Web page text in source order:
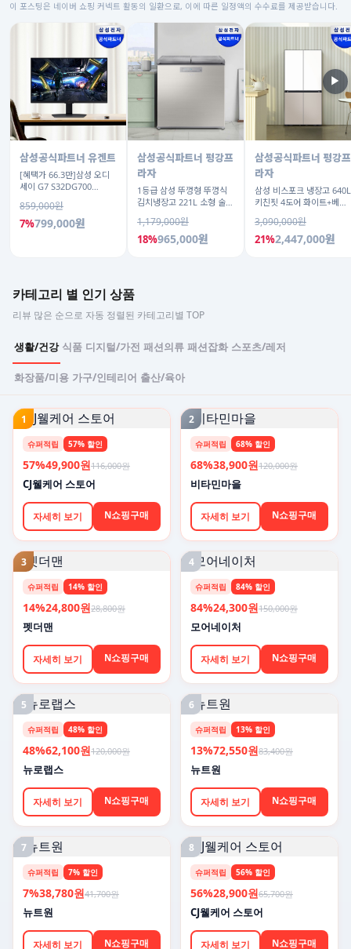
이 포스팅은 네이버 쇼핑 커넥트 활동의 일환으로, 이에 따른 일정액의 수수료를 제공받습니다.
삼성공식파트너 유겐트
[혜택가 66.3만]삼성 오디
세이 G7 S32DG700
859,000원
7%799,000원
삼성공식파트너 평강프
라자
1등급 삼성 뚜껑형 뚜껑식
김치냉장고 221L 소형 술냉
RP22C3111Z1
1,179,000원
18%965,000원
삼성공식파트너 평강프
라자
삼성 비스포크 냉장고 640L
키친핏 4도어 화이트+베이
3,090,000원
21%2,447,000원
▶
카테고리 별 인기 상품
리뷰 많은 순으로 자동 정렬된 카테고리별 TOP
생활/건강 식품 디지털/가전 패션의류 패션잡화 스포츠/레저
화장품/미용 가구/인테리어 출산/육아
1
슈퍼적립 57% 할인
57%49,900원116,000원
CJ웰케어 스토어
자세히 보기 N쇼핑구매
2
슈퍼적립 68% 할인
68%38,900원120,000원
비타민마을
자세히 보기 N쇼핑구매
3
슈퍼적립 14% 할인
14%24,800원28,800원
펫더맨
자세히 보기 N쇼핑구매
4
슈퍼적립 84% 할인
84%24,300원150,000원
모어네이처
자세히 보기 N쇼핑구매
5
슈퍼적립 48% 할인
48%62,100원120,000원
뉴로랩스
자세히 보기 N쇼핑구매
6
슈퍼적립 13% 할인
13%72,550원83,400원
뉴트원
자세히 보기 N쇼핑구매
7
슈퍼적립 7% 할인
7%38,780원41,700원
뉴트원
자세히 보기 N쇼핑구매
8
슈퍼적립 56% 할인
56%28,900원65,700원
CJ웰케어 스토어
자세히 보기 N쇼핑구매